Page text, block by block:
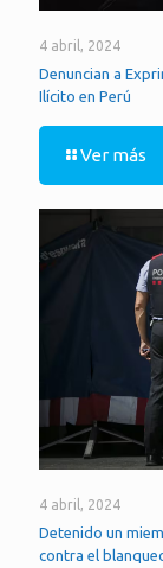
4 abril, 2024
Denuncian a
Ilícito en Perú
Ver más
4 abril, 2024
Detenido un
contra el